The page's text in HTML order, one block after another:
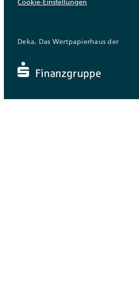
Cookie-Einstellungen
Deka. Das Wertpapierhaus der